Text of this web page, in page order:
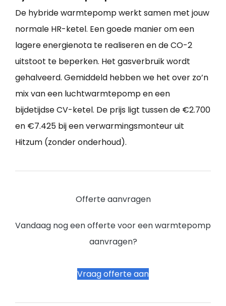
De hybride warmtepomp werkt samen met jouw
normale HR-ketel. Een goede manier om een
lagere energienota te realiseren en de CO-2
uitstoot te beperken. Het gasverbruik wordt
gehalveerd. Gemiddeld hebben we het over zo’n
mix van een luchtwarmtepomp en een
bijdetijdse CV-ketel. De prijs ligt tussen de €2.700
en €7.425 bij een verwarmingsmonteur uit
Hitzum (zonder onderhoud).
Offerte aanvragen
Vandaag nog een offerte voor een warmtepomp
aanvragen?
Vraag offerte aan